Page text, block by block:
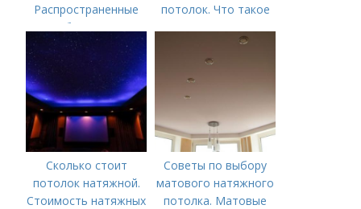
Распространенные
способы крепления
натяжного потолка к
потолку
потолок. Что такое
для натяжного
потолка?
Сколько стоит
потолок натяжной.
Стоимость натяжных
Советы по выбору
матового натяжного
потолка. Матовые